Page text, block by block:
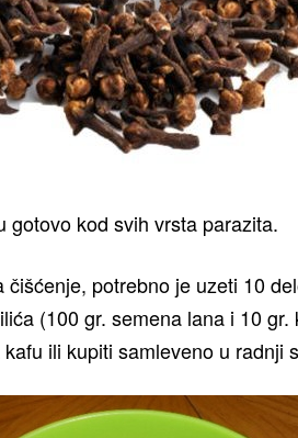
gotovo kod svih vrsta parazita.
potrebno je uzeti 10
(100 gr. semena lana i 10
ili kupiti samleveno u radnji